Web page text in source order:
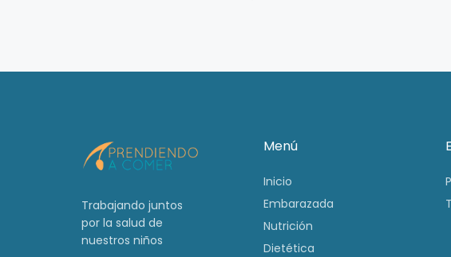
Trabajando juntos
por la salud de
nuestros niños
Menú
Inicio
Embarazada
Nutrición
Dietética